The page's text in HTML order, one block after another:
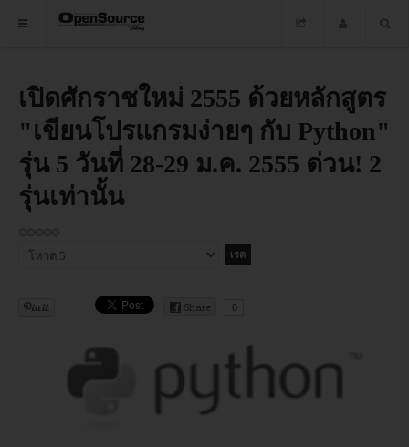
HOME
ซอฟต์แวร์
ข่าว
อบรม
HOME
เปิดศักราชใหม่ 2555 ด้วยหลักสูตร
"เขียนโปรแกรมง่ายๆ กับ Python"
รุ่น 5 วันที่ 28-29 ม.ค. 2555 ด่วน! 2
รุ่นเท่านั้น
กรุณา
Share
0